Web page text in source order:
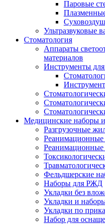
Паровые
Ультразвуковые
Стоматология
Аппараты
материалов
Инструменты
Медицинские наборы
Разгрузочные
Реанимационные
Реанимационные
Фельдшерские
Наборы для РЖД
Укладки без
Укладки и
Укладки по
Набор для